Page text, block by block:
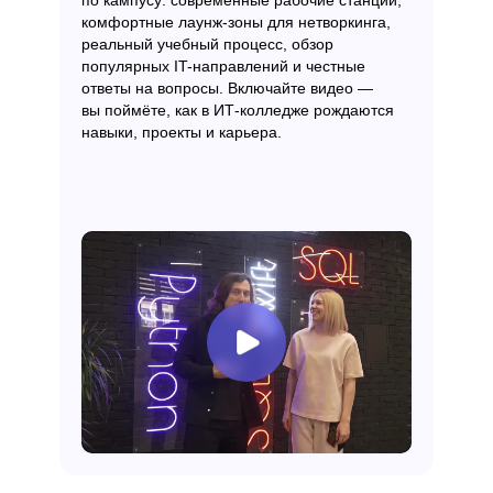
комфортные лаунж-зоны для нетворкинга,
реальный учебный процесс, обзор
популярных IT-направлений и честные
ответы на вопросы. Включайте видео —
вы поймёте, как в ИТ-колледже рождаются
навыки, проекты и карьера.